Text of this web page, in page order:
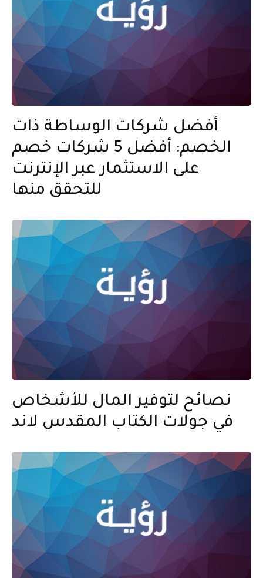
أفضل شركات الوساطة ذات
الخصم: أفضل 5 شركات خصم
على الاستثمار عبر الإنترنت
للتحقق منها
نصائح لتوفير المال للأشخاص
في جولات الكتاب المقدس لاند